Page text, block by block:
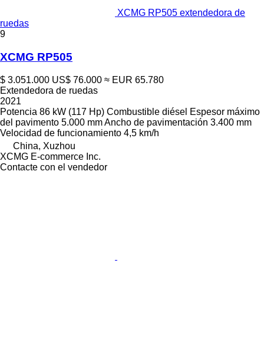
XCMG RP505 extendedora de
ruedas
9
XCMG RP505
$ 3.051.000 US$ 76.000 ≈ EUR 65.780
Extendedora de ruedas
2021
Potencia 86 kW (117 Hp) Combustible diésel Espesor máximo
del pavimento 5.000 mmAncho de pavimentación 3.400 mm
Velocidad de funcionamiento 4,5 km/h
China, Xuzhou
XCMG E-commerce Inc.
Contacte con el vendedor